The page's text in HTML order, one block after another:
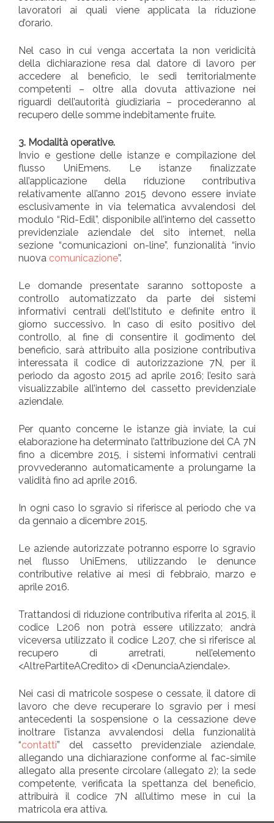
lavoratori ai quali viene applicata la riduzione
d’orario.
Nel caso in cui venga accertata la non veridicità
della dichiarazione resa dal datore di lavoro per
accedere al beneficio, le sedi territorialmente
competenti – oltre alla dovuta attivazione nei
riguardi dell’autorità giudiziaria – procederanno al
recupero delle somme indebitamente fruite.
3. Modalità operative.
Invio e gestione delle istanze e compilazione del
flusso UniEmens. Le istanze finalizzate
all’applicazione della riduzione contributiva
relativamente all’anno 2015 devono essere inviate
esclusivamente in via telematica avvalendosi del
modulo “Rid-Edil”, disponibile all’interno del cassetto
previdenziale aziendale del sito internet, nella
sezione “comunicazioni on-line”, funzionalità “invio
nuova comunicazione”.
Le domande presentate saranno sottoposte a
controllo automatizzato da parte dei sistemi
informativi centrali dell’Istituto e definite entro il
giorno successivo. In caso di esito positivo del
controllo, al fine di consentire il godimento del
beneficio, sarà attribuito alla posizione contributiva
interessata il codice di autorizzazione 7N, per il
periodo da agosto 2015 ad aprile 2016; l’esito sarà
visualizzabile all’interno del cassetto previdenziale
aziendale.
Per quanto concerne le istanze già inviate, la cui
elaborazione ha determinato l’attribuzione del CA 7N
fino a dicembre 2015, i sistemi informativi centrali
provvederanno automaticamente a prolungarne la
validità fino ad aprile 2016.
In ogni caso lo sgravio si riferisce al periodo che va
da gennaio a dicembre 2015.
Le aziende autorizzate potranno esporre lo sgravio
nel flusso UniEmens, utilizzando le denunce
contributive relative ai mesi di febbraio, marzo e
aprile 2016.
Trattandosi di riduzione contributiva riferita al 2015, il
codice L206 non potrà essere utilizzato; andrà
viceversa utilizzato il codice L207, che si riferisce al
recupero di arretrati, nell’elemento
<AltrePartiteACredito> di <DenunciaAziendale>.
Nei casi di matricole sospese o cessate, il datore di
lavoro che deve recuperare lo sgravio per i mesi
antecedenti la sospensione o la cessazione deve
inoltrare l’istanza avvalendosi della funzionalità
“contatti” del cassetto previdenziale aziendale,
allegando una dichiarazione conforme al fac-simile
allegato alla presente circolare (allegato 2); la sede
competente, verificata la spettanza del beneficio,
attribuirà il codice 7N all’ultimo mese in cui la
matricola era attiva.